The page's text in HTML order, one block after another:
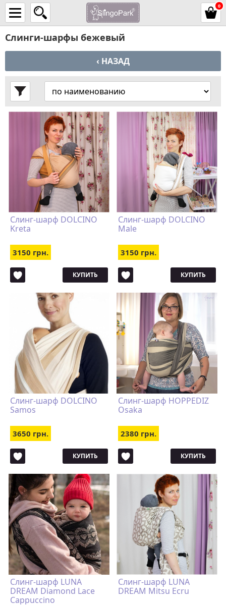
0
Слинги-шарфы бежевый
‹ НАЗАД
Слинг-шарф DOLCINO
Kreta
3150 грн.
КУПИТЬ
Слинг-шарф DOLCINO
Male
3150 грн.
КУПИТЬ
Слинг-шарф DOLCINO
Samos
3650 грн.
КУПИТЬ
Слинг-шарф HOPPEDIZ
Osaka
2380 грн.
КУПИТЬ
Слинг-шарф LUNA
DREAM Diamond Lace
Cappuccino
Слинг-шарф LUNA
DREAM Mitsu Ecru